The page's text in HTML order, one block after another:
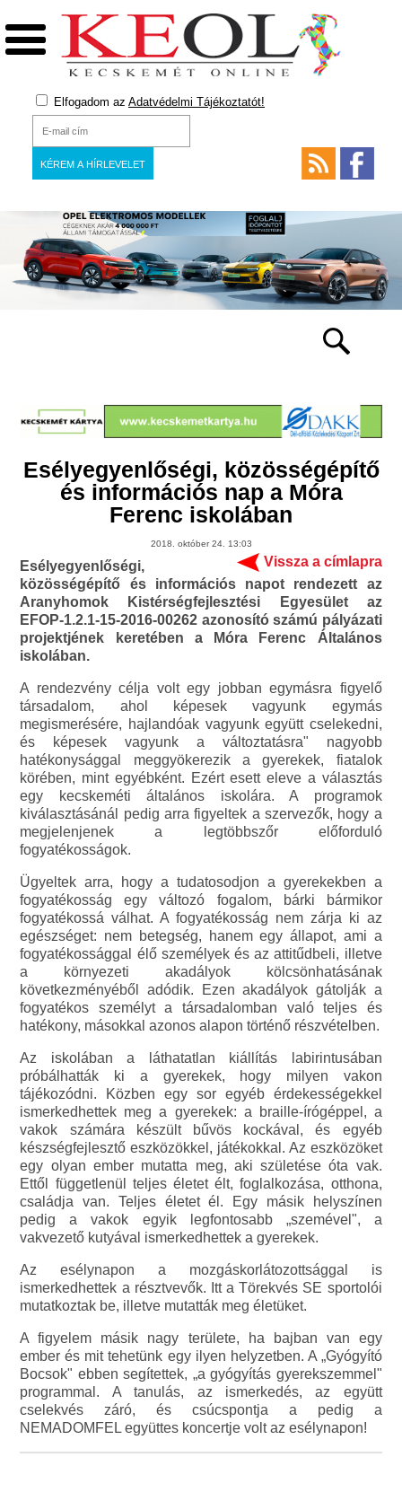
Elfogadom az Adatvédelmi Tájékoztatót!
Esélyegyenlőségi, közösségépítő
és információs nap a Móra
Ferenc iskolában
2018. október 24. 13:03
Vissza a címlapra
Esélyegyenlőségi,
közösségépítő és információs napot rendezett az
Aranyhomok Kistérségfejlesztési Egyesület az
EFOP-1.2.1-15-2016-00262 azonosító számú pályázati
projektjének keretében a Móra Ferenc Általános
iskolában.
A rendezvény célja volt egy jobban egymásra figyelő
társadalom, ahol képesek vagyunk egymás
megismerésére, hajlandóak vagyunk együtt cselekedni,
és képesek vagyunk a változtatásra" nagyobb
hatékonysággal meggyökerezik a gyerekek, fiatalok
körében, mint egyébként. Ezért esett eleve a választás
egy kecskeméti általános iskolára. A programok
kiválasztásánál pedig arra figyeltek a szervezők, hogy a
megjelenjenek a legtöbbszőr előforduló
fogyatékosságok.
Ügyeltek arra, hogy a tudatosodjon a gyerekekben a
fogyatékosság egy változó fogalom, bárki bármikor
fogyatékossá válhat. A fogyatékosság nem zárja ki az
egészséget: nem betegség, hanem egy állapot, ami a
fogyatékossággal élő személyek és az attitűdbeli, illetve
a környezeti akadályok kölcsönhatásának
következményéből adódik. Ezen akadályok gátolják a
fogyatékos személyt a társadalomban való teljes és
hatékony, másokkal azonos alapon történő részvételben.
Az iskolában a láthatatlan kiállítás labirintusában
próbálhatták ki a gyerekek, hogy milyen vakon
tájékozódni. Közben egy sor egyéb érdekességekkel
ismerkedhettek meg a gyerekek: a braille-írógéppel, a
vakok számára készült bűvös kockával, és egyéb
készségfejlesztő eszközökkel, játékokkal. Az eszközöket
egy olyan ember mutatta meg, aki születése óta vak.
Ettől függetlenül teljes életet élt, foglalkozása, otthona,
családja van. Teljes életet él. Egy másik helyszínen
pedig a vakok egyik legfontosabb „szemével", a
vakvezető kutyával ismerkedhettek a gyerekek.
Az esélynapon a mozgáskorlátozottsággal is
ismerkedhettek a résztvevők. Itt a Törekvés SE sportolói
mutatkoztak be, illetve mutatták meg életüket.
A figyelem másik nagy területe, ha bajban van egy
ember és mit tehetünk egy ilyen helyzetben. A „Gyógyító
Bocsok" ebben segítettek, „a gyógyítás gyerekszemmel"
programmal. A tanulás, az ismerkedés, az együtt
cselekvés záró, és csúcspontja a pedig a
NEMADOMFEL együttes koncertje volt az esélynapon!